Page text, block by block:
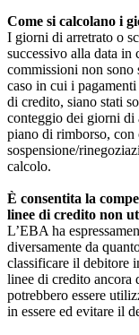
Come si calcolano i
I giorni di arretrato o
successivo alla data
commissioni non sono
caso in cui i
di credito, siano stati
conteggio dei giorni di
piano di rimborso,
sospensione/
calcolo.
È consentita la
linee di credito non
L’EBA ha
diversamente da
classificare il debitore
linee di credito ancora
potrebbero essere
in essere ed evitare il